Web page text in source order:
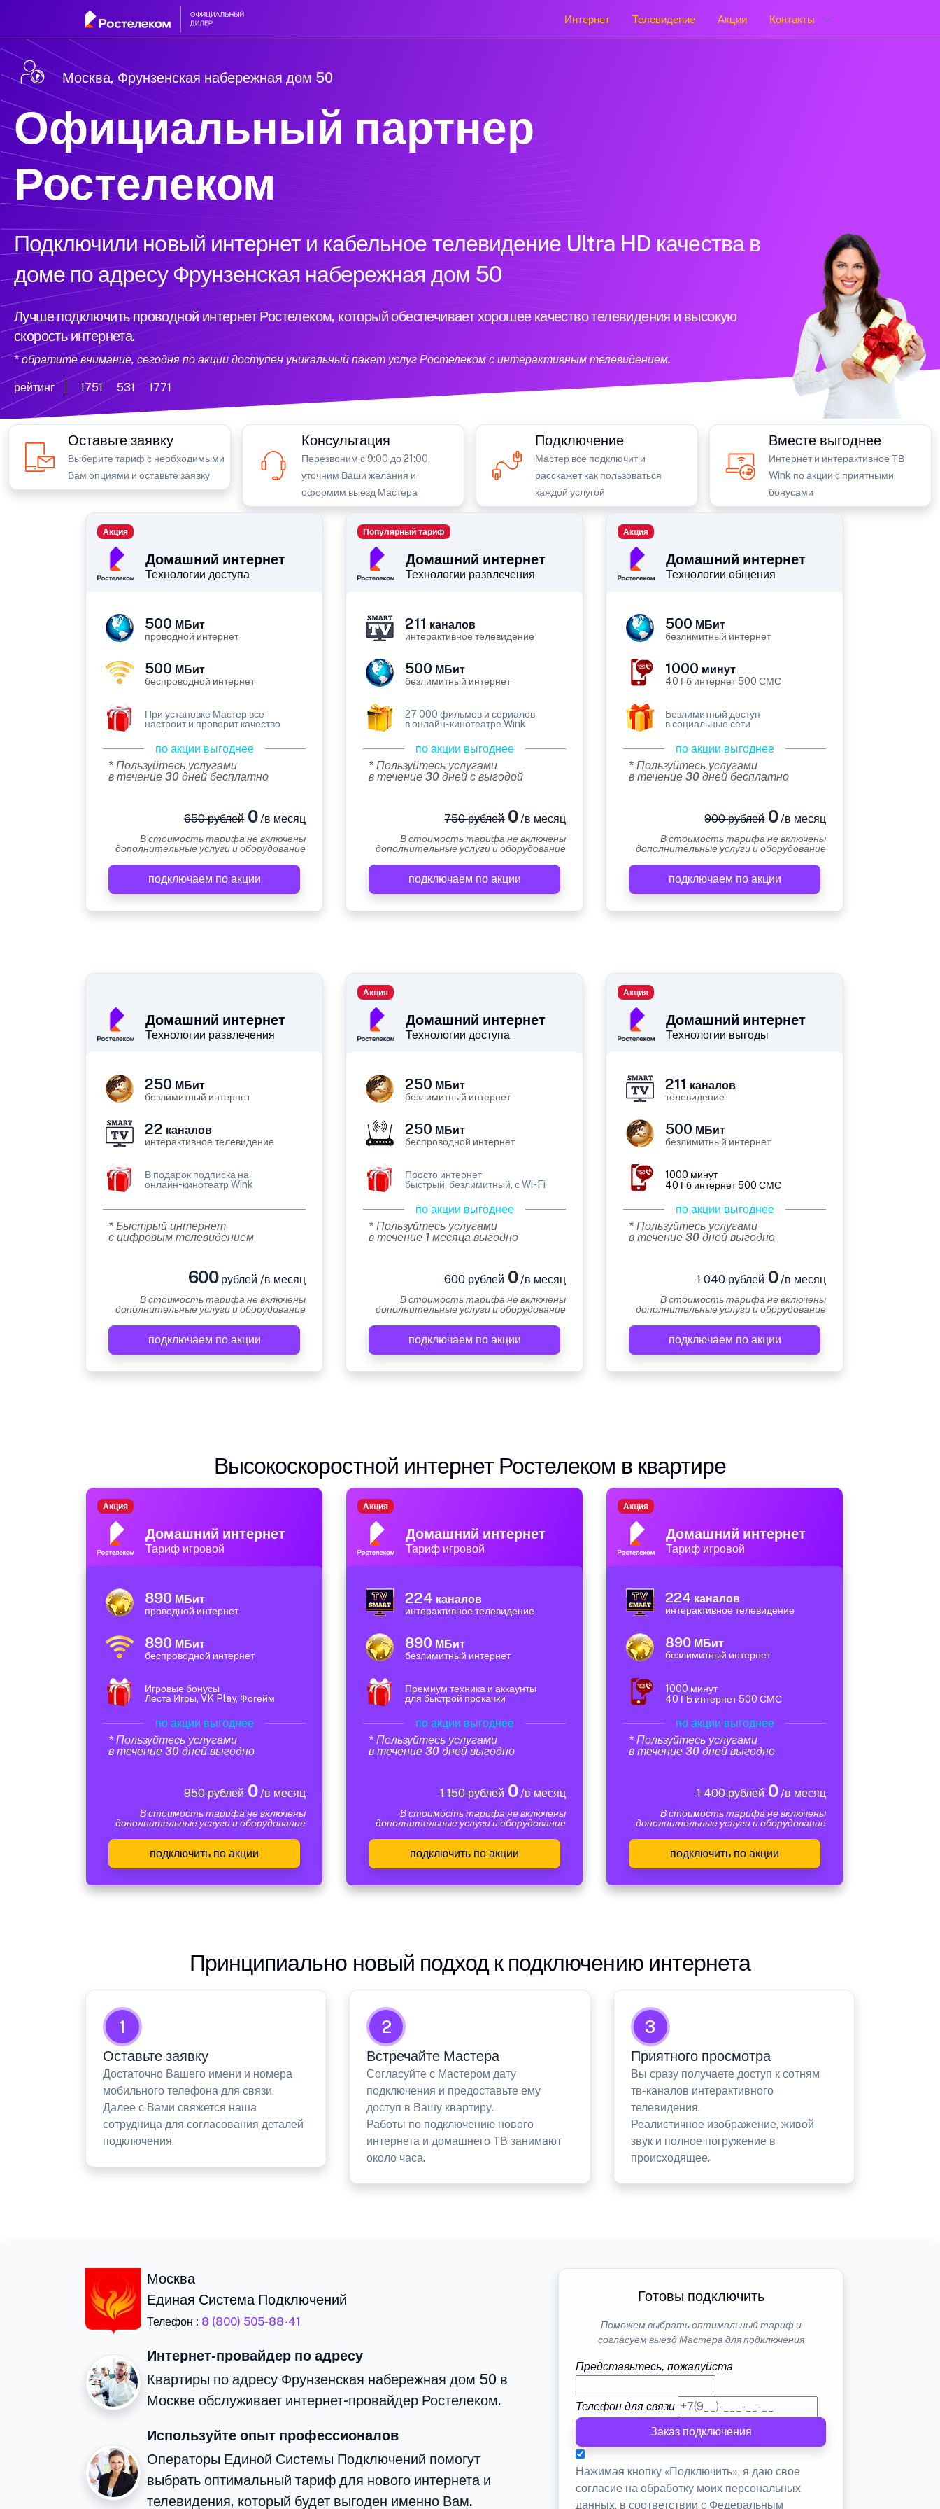
Интернет Телевидение Акции Контакты
Москва, Фрунзенская набережная дом 50
Официальный партнер
Ростелеком
Подключили новый интернет и кабельное телевидение Ultra HD качества в
доме по адресу Фрунзенская набережная дом 50
Лучше подключить проводной интернет Ростелеком, который обеспечивает хорошее качество телевидения и высокую
скорость интернета.
* обратите внимание, сегодня по акции доступен уникальный пакет услуг Ростелеком с интерактивным телевидением.
рейтинг 1751 531 1771
Оставьте заявку
Выберите тариф с необходимыми
Вам опциями и оставьте заявку
Консультация
Перезвоним с 9:00 до 21:00,
уточним Ваши желания и
оформим выезд Мастера
Подключение
Мастер все подключит и
расскажет как пользоваться
каждой услугой
Вместе выгоднее
Интернет и интерактивное ТВ
Wink по акции с приятными
бонусами
Домашний интернет
Технологии доступа
Акция
500 МБит
проводной интернет
500 МБит
беспроводной интернет
При установке Мастер все
настроит и проверит качество
по акции выгоднее
* Пользуйтесь услугами
в течение 30 дней бесплатно
650 рублей0/в месяц
В стоимость тарифа не включены
дополнительные услуги и оборудование
подключаем по акции
Домашний интернет
Технологии развлечения
Популярный тариф
211 каналов
интерактивное телевидение
500 МБит
безлимитный интернет
27 000 фильмов и сериалов
в онлайн-кинотеатре Wink
по акции выгоднее
* Пользуйтесь услугами
в течение 30 дней с выгодой
750 рублей0/в месяц
В стоимость тарифа не включены
дополнительные услуги и оборудование
подключаем по акции
Домашний интернет
Технологии общения
Акция
500 МБит
безлимитный интернет
1000 минут
40 Гб интернет 500 СМС
Безлимитный доступ
в социальные сети
по акции выгоднее
* Пользуйтесь услугами
в течение 30 дней бесплатно
900 рублей0/в месяц
В стоимость тарифа не включены
дополнительные услуги и оборудование
подключаем по акции
Домашний интернет
Технологии развлечения
250 МБит
безлимитный интернет
22 каналов
интерактивное телевидение
В подарок подписка на
онлайн-кинотеатр Wink
* Быстрый интернет
с цифровым телевидением
600рублей /в месяц
В стоимость тарифа не включены
дополнительные услуги и оборудование
подключаем по акции
Домашний интернет
Технологии доступа
Акция
250 МБит
безлимитный интернет
250 МБит
беспроводной интернет
Просто интернет
быстрый, безлимитный, с Wi-Fi
по акции выгоднее
* Пользуйтесь услугами
в течение 1 месяца выгодно
600 рублей0/в месяц
В стоимость тарифа не включены
дополнительные услуги и оборудование
подключаем по акции
Домашний интернет
Технологии выгоды
Акция
211 каналов
телевидение
500 МБит
безлимитный интернет
1000 минут
40 Гб интернет 500 СМС
по акции выгоднее
* Пользуйтесь услугами
в течение 30 дней выгодно
1 040 рублей0/в месяц
В стоимость тарифа не включены
дополнительные услуги и оборудование
подключаем по акции
Высокоскоростной интернет Ростелеком в квартире
Домашний интернет
Тариф игровой
Акция
890 МБит
проводной интернет
890 МБит
беспроводной интернет
Игровые бонусы
Леста Игры, VK Play, Фогейм
по акции выгоднее
* Пользуйтесь услугами
в течение 30 дней выгодно
950 рублей0/в месяц
В стоимость тарифа не включены
дополнительные услуги и оборудование
подключить по акции
Домашний интернет
Тариф игровой
Акция
224 каналов
интерактивное телевидение
890 МБит
безлимитный интернет
Премиум техника и аккаунты
для быстрой прокачки
по акции выгоднее
* Пользуйтесь услугами
в течение 30 дней выгодно
1 150 рублей0/в месяц
В стоимость тарифа не включены
дополнительные услуги и оборудование
подключить по акции
Домашний интернет
Тариф игровой
Акция
224 каналов
интерактивное телевидение
890 МБит
безлимитный интернет
1000 минут
40 ГБ интернет 500 СМС
по акции выгоднее
* Пользуйтесь услугами
в течение 30 дней выгодно
1 400 рублей0/в месяц
В стоимость тарифа не включены
дополнительные услуги и оборудование
подключить по акции
Принципиально новый подход к подключению интернета
1
Оставьте заявку
Достаточно Вашего имени и номера
мобильного телефона для связи.
Далее с Вами свяжется наша
сотрудница для согласования деталей
подключения.
2
Встречайте Мастера
Согласуйте с Мастером дату
подключения и предоставьте ему
доступ в Вашу квартиру.
Работы по подключению нового
интернета и домашнего ТВ занимают
около часа.
3
Приятного просмотра
Вы сразу получаете доступ к сотням
тв-каналов интерактивного
телевидения.
Реалистичное изображение, живой
звук и полное погружение в
происходящее.
Москва
Единая Система Подключений
Телефон : 8 (800) 505-88-41
Интернет-провайдер по адресу
Квартиры по адресу Фрунзенская набережная дом 50 в
Москве обслуживает интернет-провайдер Ростелеком.
Используйте опыт профессионалов
Операторы Единой Системы Подключений помогут
выбрать оптимальный тариф для нового интернета и
телевидения, который будет выгоден именно Вам.
Готовы подключить
Поможем выбрать оптимальный тариф и
согласуем выезд Мастера для подключения
Представьтесь, пожалуйста
Телефон для связи
Заказ подключения
Нажимая кнопку «Подключить», я даю свое
согласие на обработку моих персональных
данных, в соответствии с Федеральным